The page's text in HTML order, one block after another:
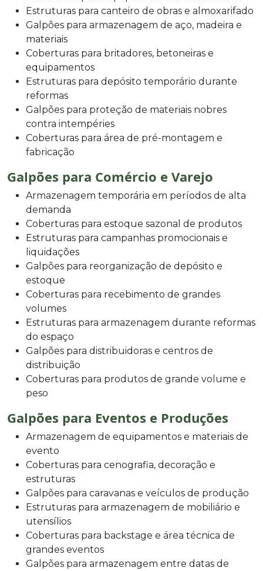
Estruturas para canteiro de obras e almoxarifado
Galpões para armazenagem de aço, madeira e
materiais
Coberturas para britadores, betoneiras e
equipamentos
Estruturas para depósito temporário durante
reformas
Galpões para proteção de materiais nobres
contra intempéries
Coberturas para área de pré-montagem e
fabricação
Galpões para Comércio e Varejo
Armazenagem temporária em períodos de alta
demanda
Coberturas para estoque sazonal de produtos
Estruturas para campanhas promocionais e
liquidações
Galpões para reorganização de depósito e
estoque
Coberturas para recebimento de grandes
volumes
Estruturas para armazenagem durante reformas
do espaço
Galpões para distribuidoras e centros de
distribuição
Coberturas para produtos de grande volume e
peso
Galpões para Eventos e Produções
Armazenagem de equipamentos e materiais de
evento
Coberturas para cenografia, decoração e
estruturas
Galpões para caravanas e veículos de produção
Estruturas para armazenagem de mobiliário e
utensílios
Coberturas para backstage e área técnica de
grandes eventos
Galpões para armazenagem entre datas de